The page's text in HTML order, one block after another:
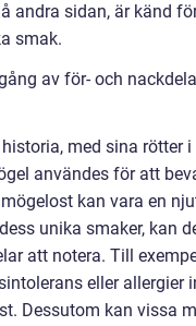
andra sidan, är känd
smak.
av för- och
med sina rötter
användes för att
kan vara en
unika smaker, kan
att notera. Till
eller allergier
Dessutom kan vissa